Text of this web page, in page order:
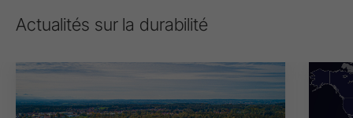
Actualités sur la durabilité